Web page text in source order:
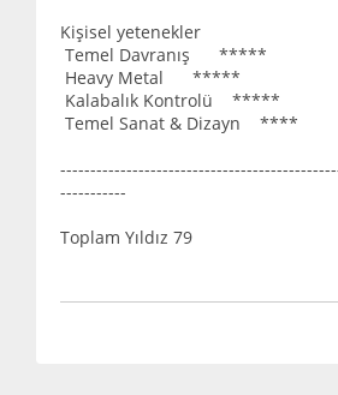
Kişisel yetenekler
Temel Davranış *****
Heavy Metal *****
Kalabalık Kontrolü *****
Temel Sanat & Dizayn ****
-----------
Toplam Yıldız 79